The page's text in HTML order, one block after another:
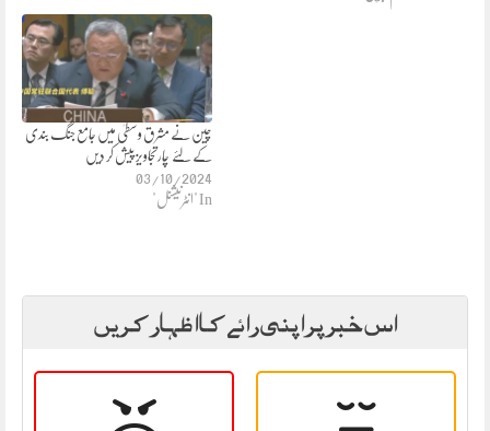
چین نے مشرق وسطیٰ میں جامع جنگ بندی
کے لئے چارتجاویز پیش کر دیں
03/10/2024
In "انٹرنیشنل"
اس خبر پر اپنی رائے کا اظہار کریں